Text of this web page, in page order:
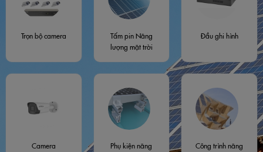
Trọn bộ camera
Tấm pin Năng
lượng mặt trời
Đầu ghi hình
Camera
Phụ kiện năng
Công trình năng